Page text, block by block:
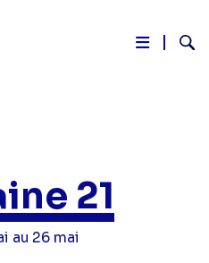
21
au 26 mai